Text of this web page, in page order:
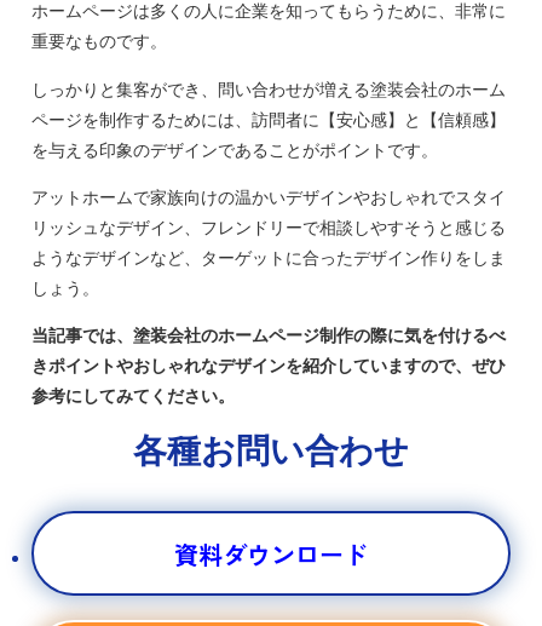
ホームページは多くの人に企業を知ってもらうために、非常に
重要なものです。
しっかりと集客ができ、問い合わせが増える塗装会社のホーム
ページを制作するためには、訪問者に【安心感】と【信頼感】
を与える印象のデザインであることがポイントです。
アットホームで家族向けの温かいデザインやおしゃれでスタイ
リッシュなデザイン、フレンドリーで相談しやすそうと感じる
ようなデザインなど、ターゲットに合ったデザイン作りをしま
しょう。
当記事では、塗装会社のホームページ制作の際に気を付けるべ
きポイントやおしゃれなデザインを紹介していますので、ぜひ
参考にしてみてください。
各種お問い合わせ
資料ダウンロード